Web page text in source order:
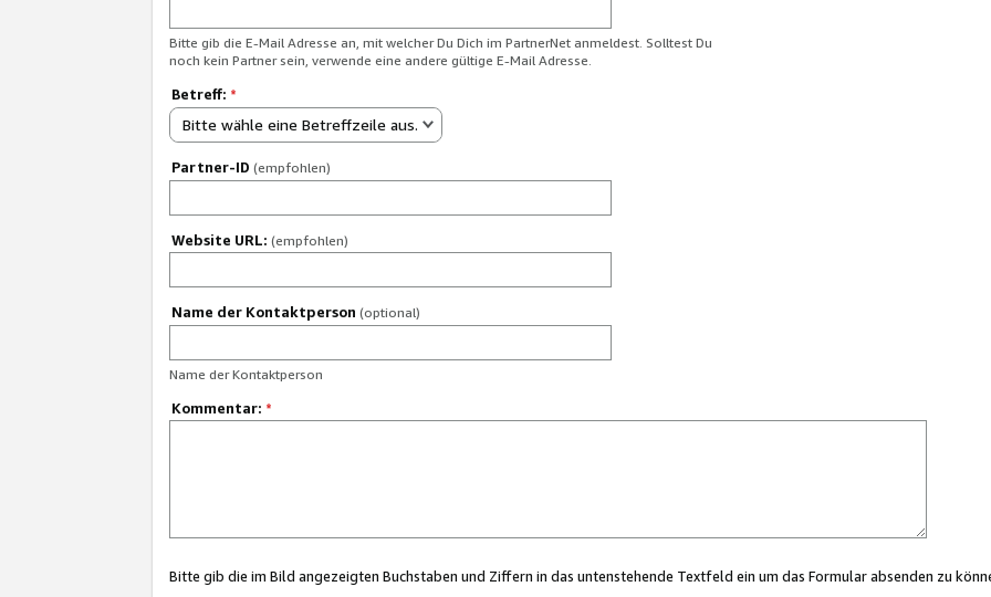
Bitte gib die E-Mail Adresse an, mit welcher Du Dich im PartnerNet anmeldest. Solltest Du
noch kein Partner sein, verwende eine andere gültige E-Mail Adresse.
Betreff: *
Bitte wähle eine Betreffzeile aus.
Partner-ID (empfohlen)
Website URL: (empfohlen)
Name der Kontaktperson (optional)
Name der Kontaktperson
Kommentar: *
Bitte gib die im Bild angezeigten Buchstaben und Ziffern in das untenstehende Textfeld ein um das Formular absenden zu